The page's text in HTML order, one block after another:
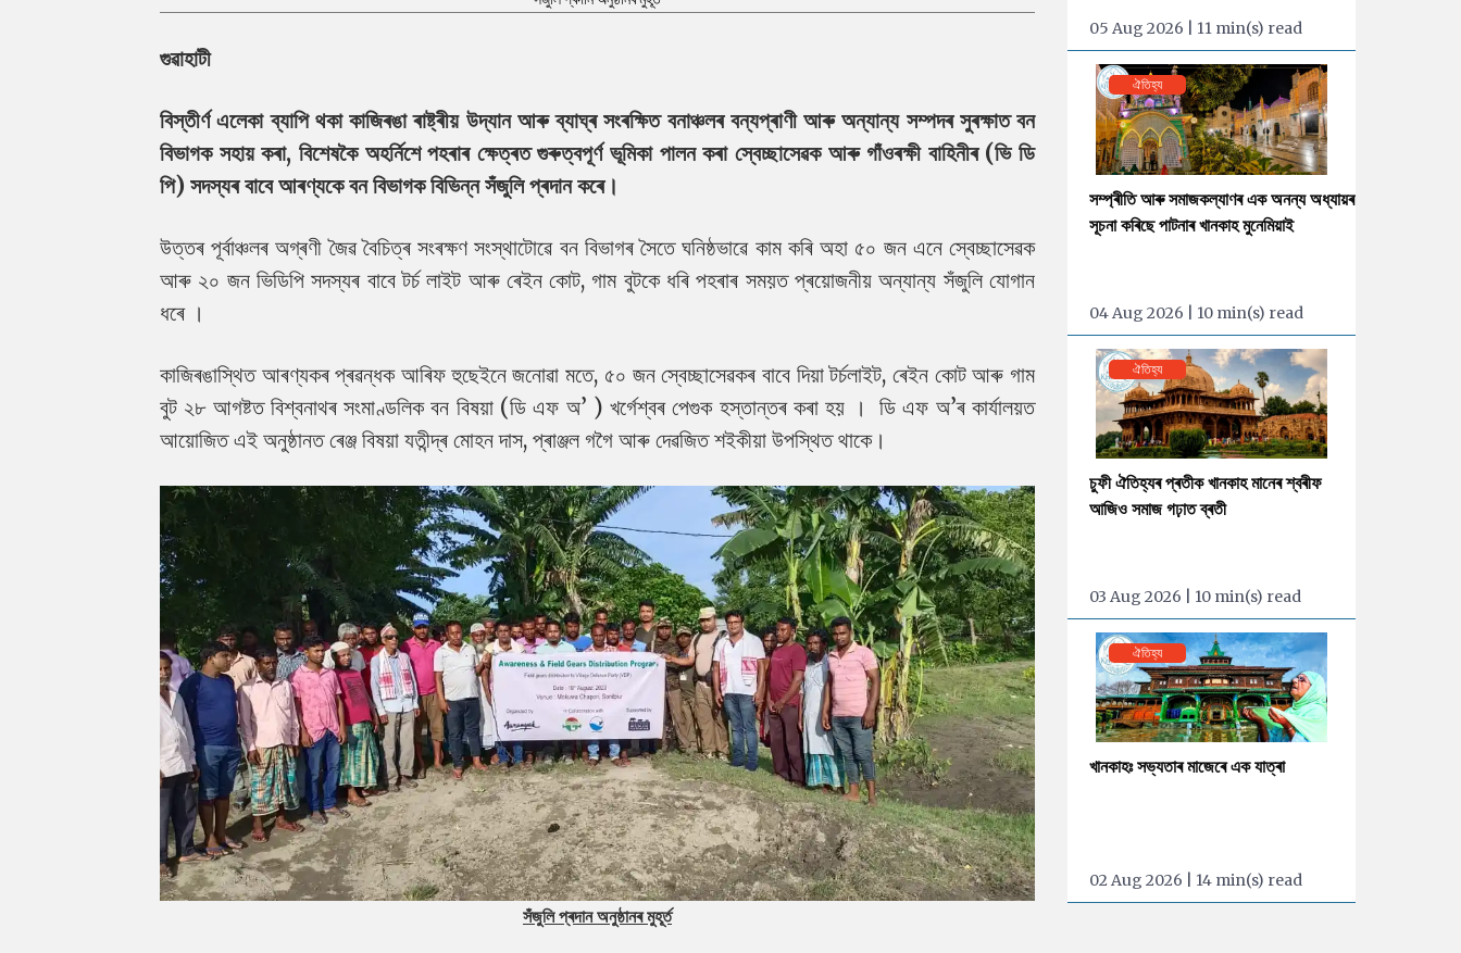
গুৱাহাটী
বিস্তীৰ্ণ এলেকা ব্যাপি থকা কাজিৰঙা ৰাষ্ট্ৰীয় উদ্যান আৰু ব্যাঘ্ৰ সংৰক্ষিত বনাঞ্চলৰ বন্যপ্ৰাণী আৰু অন্যান্য সম্পদৰ সুৰক্ষাত বন
বিভাগক সহায় কৰা, বিশেষকৈ অহৰ্নিশে পহৰাৰ ক্ষেত্ৰত গুৰুত্বপূৰ্ণ ভূমিকা পালন কৰা স্বেচ্ছাসেৱক আৰু গাঁওৰক্ষী বাহিনীৰ (ভি ডি
পি) সদস্যৰ বাবে আৰণ্যকে বন বিভাগক বিভিন্ন সঁজুলি প্ৰদান কৰে।
উত্তৰ পূৰ্বাঞ্চলৰ অগ্ৰণী জৈৱ বৈচিত্ৰ সংৰক্ষণ সংস্থাটোৱে বন বিভাগৰ সৈতে ঘনিষ্ঠভাৱে কাম কৰি অহা ৫০ জন এনে স্বেচ্ছাসেৱক
আৰু ২০ জন ভিডিপি সদস্যৰ বাবে টৰ্চ লাইট আৰু ৰেইন কোট, গাম বুটকে ধৰি পহৰাৰ সময়ত প্ৰয়োজনীয় অন্যান্য সঁজুলি যোগান
ধৰে ।
কাজিৰঙাস্থিত আৰণ্যকৰ প্ৰৱন্ধক আৰিফ হুছেইনে জনোৱা মতে, ৫০ জন স্বেচ্ছাসেৱকৰ বাবে দিয়া টৰ্চলাইট, ৰেইন কোট আৰু গাম
বুট ২৮ আগষ্টত বিশ্বনাথৰ সংমাণ্ডলিক বন বিষয়া (ডি এফ অ’ ) খৰ্গেশ্বৰ পেগুক হস্তান্তৰ কৰা হয় । ডি এফ অ’ৰ কাৰ্যালয়ত
আয়োজিত এই অনুষ্ঠানত ৰেঞ্জ বিষয়া যতীন্দ্ৰ মোহন দাস, প্ৰাঞ্জল গগৈ আৰু দেৱজিত শইকীয়া উপস্থিত থাকে।
সঁজুলি প্ৰদান অনুষ্ঠানৰ মুহূৰ্ত
05 Aug 2026 | 11 min(s) read
ঐতিহ্য
সম্প্ৰীতি আৰু সমাজকল্যাণৰ এক অনন্য অধ্যায়ৰ
সূচনা কৰিছে পাটনাৰ খানকাহ মুনেমিয়াই
04 Aug 2026 | 10 min(s) read
ঐতিহ্য
চুফী ঐতিহ্যৰ প্ৰতীক খানকাহ মানেৰ শ্বৰীফ
আজিও সমাজ গঢ়াত ব্ৰতী
03 Aug 2026 | 10 min(s) read
ঐতিহ্য
খানকাহঃ সভ্যতাৰ মাজেৰে এক যাত্ৰা
02 Aug 2026 | 14 min(s) read